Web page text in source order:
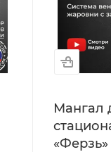
Мангал